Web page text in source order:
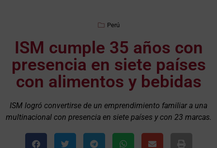
Perú
ISM cumple 35 años con
presencia en siete países
con alimentos y bebidas
ISM logró convertirse de un emprendimiento familiar a una
multinacional con presencia en siete países y con 23 marcas.